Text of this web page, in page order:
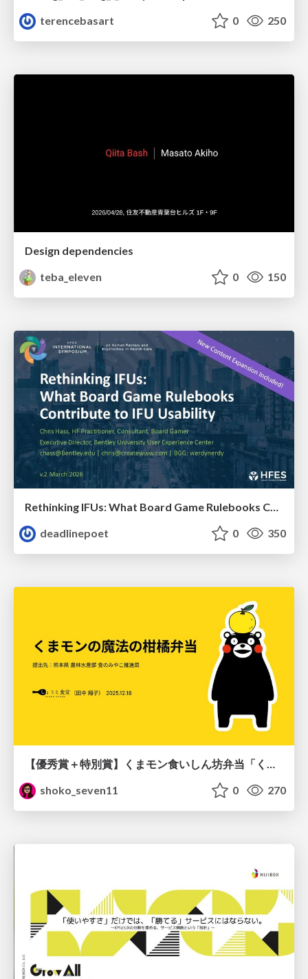
terencebasart
0 250
Design dependencies
teba_eleven
0 150
Rethinking IFUs: What Board Game Rulebooks Contribute to IFU Usability
deadlinepoet
0 350
【優秀賞＋特別賞】くまモン食いしん坊弁当「くまモンの魔法の柑橘弁当」最終審査資料
shoko_seven11
0 270